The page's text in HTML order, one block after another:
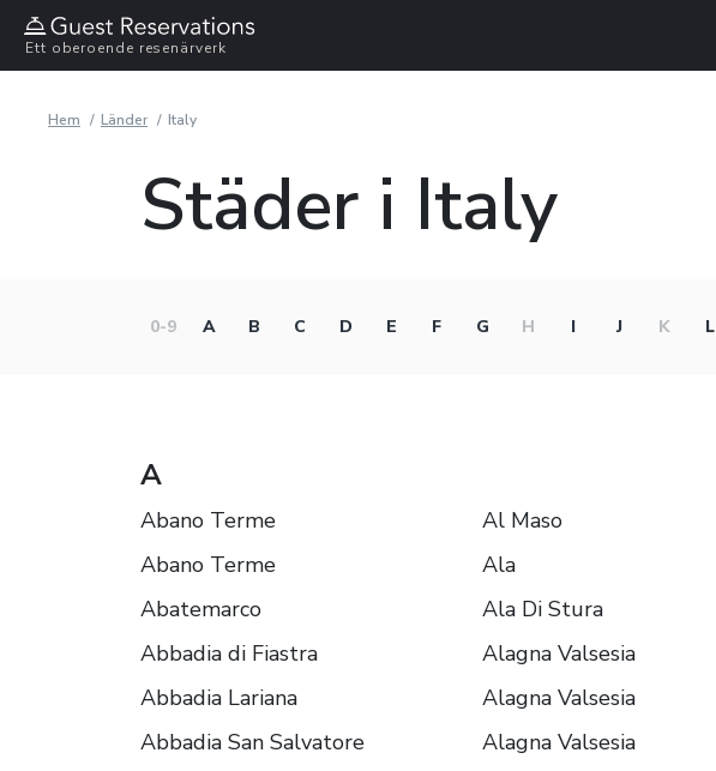
Ett oberoende resenärverk
Hem Länder Italy
Städer i Italy
0-9 A B C D E F G H I J K L
A
Abano Terme
Abano Terme
Abatemarco
Abbadia di Fiastra
Abbadia Lariana
Abbadia San Salvatore
Al Maso
Ala
Ala Di Stura
Alagna Valsesia
Alagna Valsesia
Alagna Valsesia